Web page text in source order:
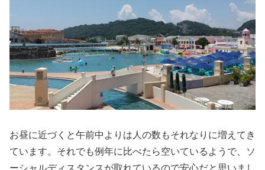
お昼に近づくと午前中よりは人の数もそれなりに増えてき
ています。それでも例年に比べたら空いているようで、ソ